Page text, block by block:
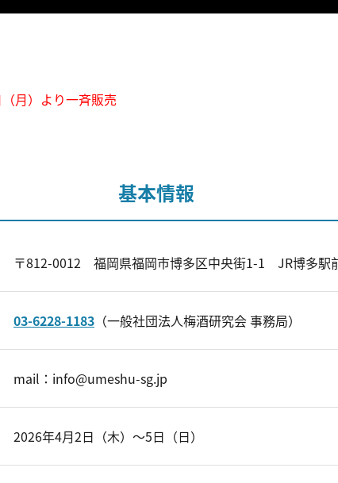
月）より一斉販売
基本情報
〒812-0012 福岡県福岡市博多区中央街1-1 JR博多駅
03-6228-1183 （一般社団法人梅酒研究会 事務局）
mail：info@umeshu-sg.jp
2026年4月2日（木）～5日（日）